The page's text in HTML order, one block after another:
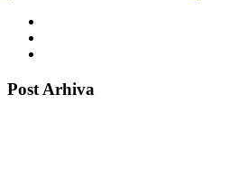
Post Arhiva